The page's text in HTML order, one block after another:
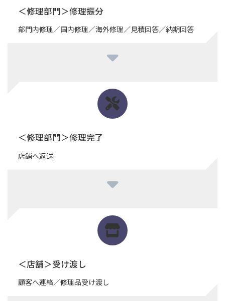
＜修理部門＞修理振分
部門内修理／国内修理／海外修理／見積回答／納期回答
＜修理部門＞修理完了
店舗へ返送
＜店舗＞受け渡し
顧客へ連絡／修理品受け渡し